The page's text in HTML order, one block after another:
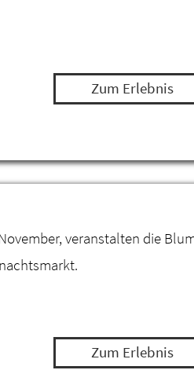
Zum Erlebnis
veranstalten die
Zum Erlebnis